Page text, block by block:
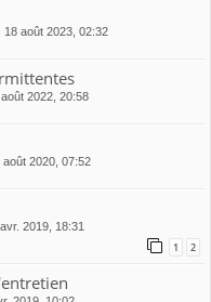
18 août 2023, 02:32
2022, 20:58
août 2020, 07:52
2019, 18:31
1 2